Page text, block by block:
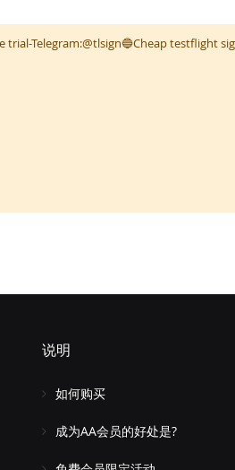
trial-Telegram:@tlsign🔵Cheap testflight
说明
如何购买
成为AA会员的好处是?